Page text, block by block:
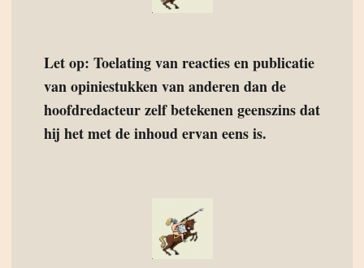
Let op: Toelating van reacties en publicatie
van opiniestukken van anderen dan de
hoofdredacteur zelf betekenen geenszins dat
hij het met de inhoud ervan eens is.